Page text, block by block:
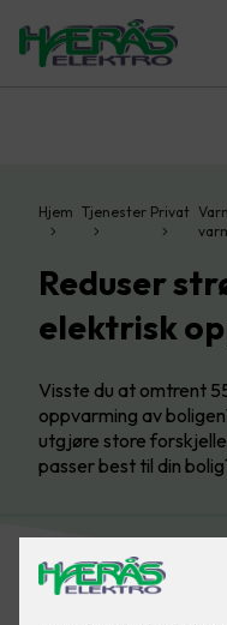
Hjem Tjenester Privat
Reduser
elektrisk
Visste du at omtrent
oppvarming av
utgjøre store
passer best til din